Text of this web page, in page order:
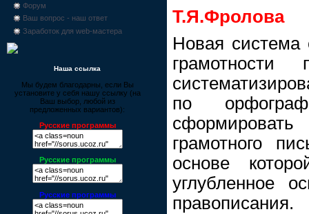
Форум
Ваш вопрос - наш ответ
Заработок для web-мастера
Наша ссылка
Мы будем благодарны, если Вы
установите у себя нашу ссылку (на
Ваш выбор, любой из
предложенных вариантов):
Русские программы
Русские программы
Русские программы
Т.Я.Фролова
Новая система
грамотности
по
грамотного
основе
углубленное
правописания.